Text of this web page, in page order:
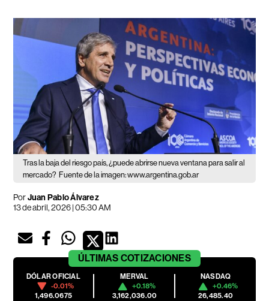
Tras la baja del riesgo país, ¿puede abrirse nueva ventana para salir al
mercado? Fuente de la imagen: www.argentina.gob.ar
PorJuan Pablo Álvarez
13 de abril, 2026 | 05:30 AM
ÚLTIMAS COTIZACIONES
DÓLAR OFICIAL
-0.01%
1,496.0675
MERVAL
+0.18%
3,162,036.00
NASDAQ
+0.46%
26,485.40